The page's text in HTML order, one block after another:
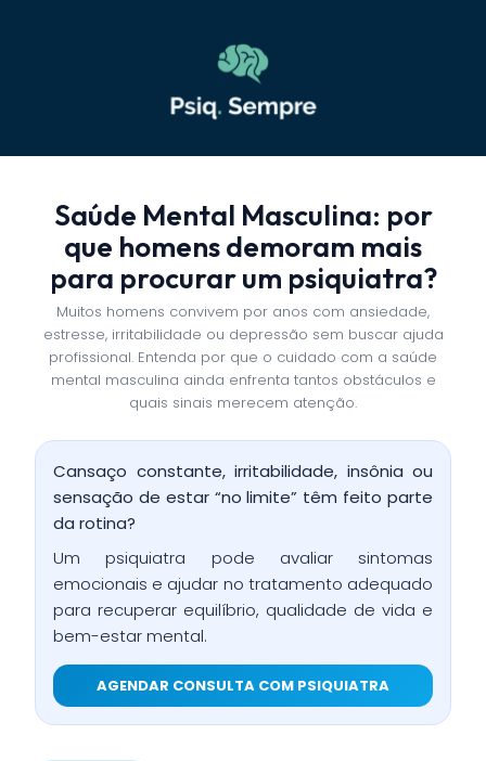
Saúde Mental Masculina: por
que homens demoram mais
para procurar um psiquiatra?
Muitos homens convivem por anos com ansiedade,
estresse, irritabilidade ou depressão sem buscar ajuda
profissional. Entenda por que o cuidado com a saúde
mental masculina ainda enfrenta tantos obstáculos e
quais sinais merecem atenção.
Cansaço constante, irritabilidade, insônia ou
sensação de estar “no limite” têm feito parte
da rotina?
Um psiquiatra pode avaliar sintomas
emocionais e ajudar no tratamento adequado
para recuperar equilíbrio, qualidade de vida e
bem-estar mental.
AGENDAR CONSULTA COM PSIQUIATRA